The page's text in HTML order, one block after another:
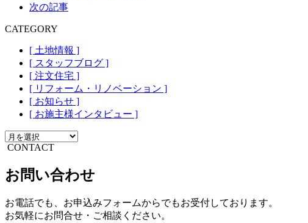
次の記事
CATEGORY
[ 土地情報 ]
[ スタッフブログ ]
[ 注文住宅 ]
[ リフォーム・リノベーション ]
[ お知らせ ]
[ お施主様インタビュー ]
CONTACT
お問い合わせ
お電話でも、お申込みフォームからでもお受付しております。
お気軽にお問合せ・ご相談ください。